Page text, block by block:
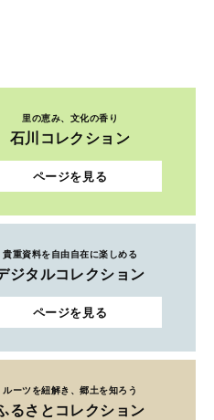
里の恵み、文化の香り
石川コレクション
ページを見る
貴重資料を自由自在に楽しめる
ジタルコレクション
ページを見る
ルーツを紐解き、郷土を知ろう
るさとコレクション